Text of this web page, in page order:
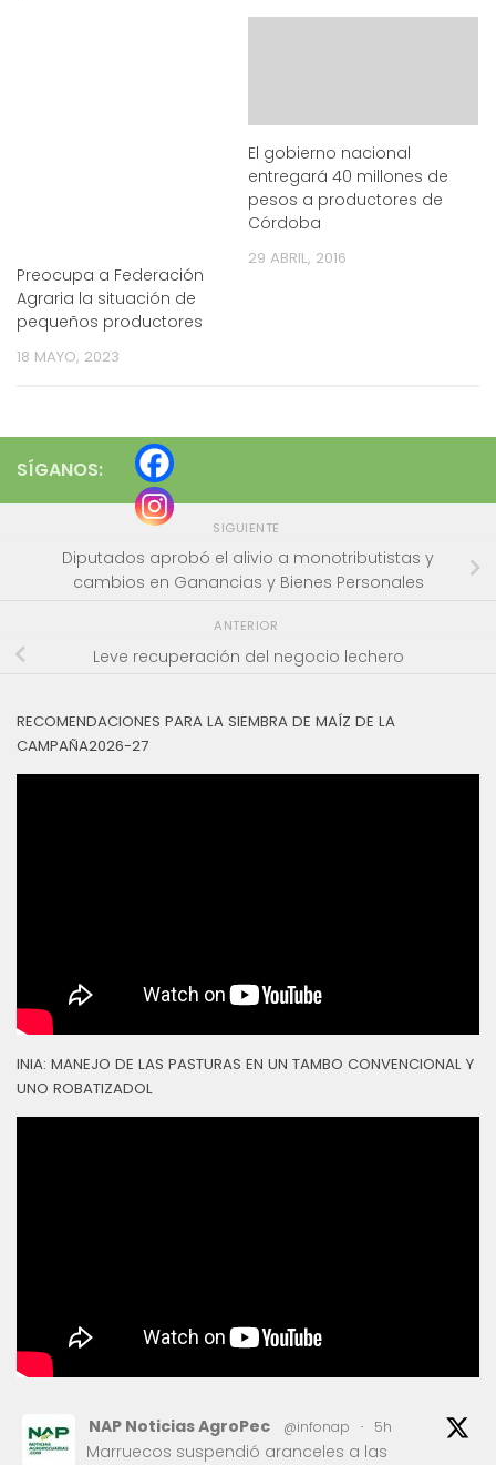
Preocupa a Federación
Agraria la situación de
pequeños productores
18 MAYO, 2023
El gobierno nacional
entregará 40 millones de
pesos a productores de
Córdoba
29 ABRIL, 2016
SÍGANOS:
SIGUIENTE
Diputados aprobó el alivio a monotributistas y
cambios en Ganancias y Bienes Personales
ANTERIOR
Leve recuperación del negocio lechero
RECOMENDACIONES PARA LA SIEMBRA DE MAÍZ DE LA
CAMPAÑA2026-27
INIA: MANEJO DE LAS PASTURAS EN UN TAMBO CONVENCIONAL Y
UNO ROBATIZADOL
NAP Noticias AgroPec @infonap · 5h
Marruecos suspendió aranceles a las